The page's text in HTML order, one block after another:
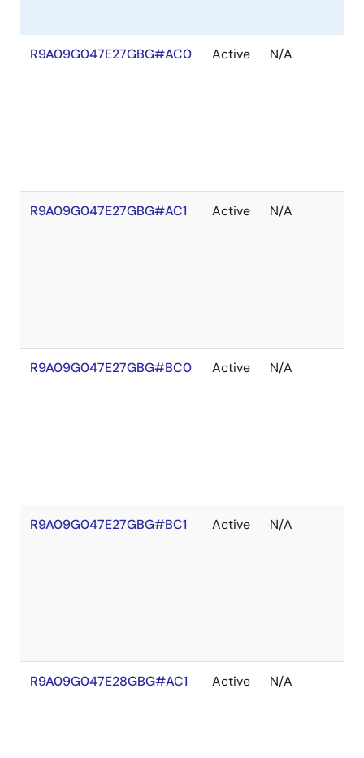
R9A09G047E27GBG#AC0 Active N/A
R9A09G047E27GBG#AC1 Active N/A
R9A09G047E27GBG#BC0 Active N/A
R9A09G047E27GBG#BC1 Active N/A
R9A09G047E28GBG#AC1 Active N/A